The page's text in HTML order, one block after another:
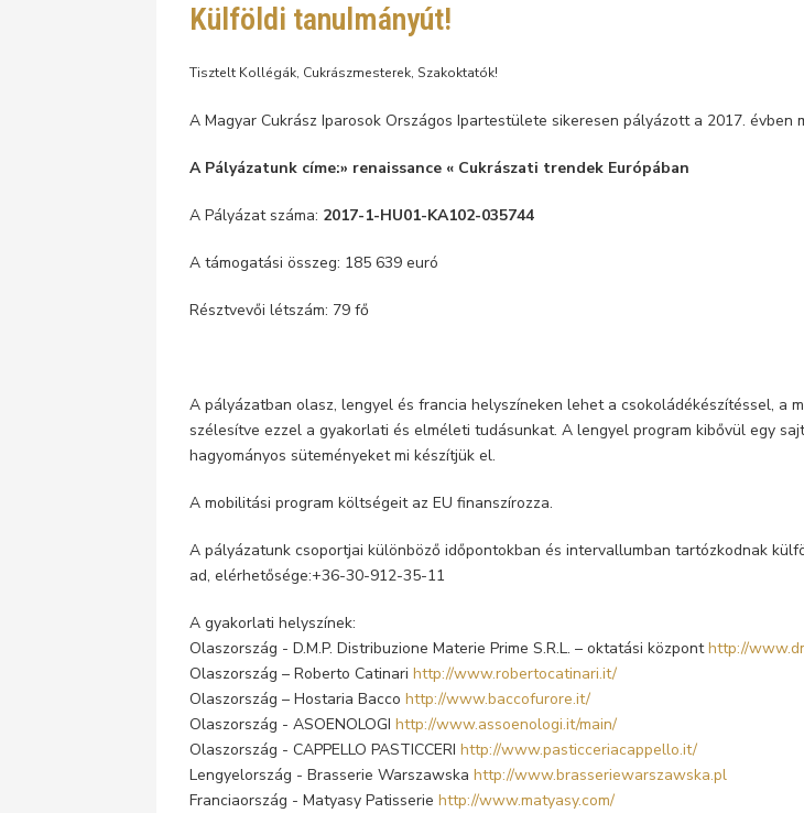
Külföldi tanulmányút!
Tisztelt Kollégák, Cukrászmesterek, Szakoktatók!
A Magyar Cukrász Iparosok Országos Ipartestülete sikeresen pályázott a 2017. évben
A Pályázatunk címe:» renaissance « Cukrászati trendek Európában
A Pályázat száma: 2017-1-HU01-KA102-035744
A támogatási összeg: 185 639 euró
Résztvevői létszám: 79 fő
A pályázatban olasz, lengyel és francia helyszíneken lehet a csokoládékészítéssel, a
szélesítve ezzel a gyakorlati és elméleti tudásunkat. A lengyel program kibővül egy
hagyományos süteményeket mi készítjük el.
A mobilitási program költségeit az EU finanszírozza.
A pályázatunk csoportjai különböző időpontokban és intervallumban tartózkodnak
ad, elérhetősége:+36-30-912-35-11
A gyakorlati helyszínek:
Olaszország - D.M.P. Distribuzione Materie Prime S.R.L. – oktatási központhttp://
Olaszország – Roberto Catinari http://www.robertocatinari.it/
Olaszország – Hostaria Bacco http://www.baccofurore.it/
Olaszország - ASOENOLOGI http://www.assoenologi.it/main/
Olaszország - CAPPELLO PASTICCERI http://www.pasticceriacappello.it/
Lengyelország - Brasserie Warszawska http://www.brasseriewarszawska.pl
Franciaország - Matyasy Patisserie http://www.matyasy.com/